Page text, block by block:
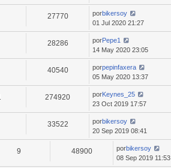
27770 porbikersoy
01 Jul 2020 21:27
28286 porPepe1
14 May 2020 23:05
40540 porpepinfaxera
05 May 2020 13:37
274920 porKeynes_25
23 Oct 2019 17:57
33522 porbikersoy
20 Sep 2019 08:41
9 48900 porbikersoy
08 Sep 2019 11:53